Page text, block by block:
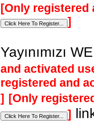
[Only registered
]
Yayınımızı
and activated
registered and
] [Only
]